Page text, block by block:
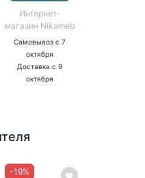
Интернет-
магазин Nikameb
Самовывозс 7
октября
Доставка с 9
октября
-19%